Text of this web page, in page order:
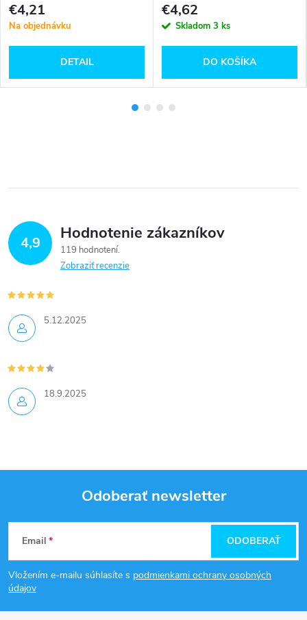
€4,21
Na objednávku
DETAIL
€4,62
Skladom 3 ks
DO KOŠÍKA
4,9 Hodnotenie zákazníkov
119 hodnotení
Zobraziť recenzie
5.12.2025
18.9.2025
Z
á
p
Odoberať newsletter
Email
Vložením e-mailu súhlasíte s podmienkami ochrany osobných
údajov
ODOBERAŤ